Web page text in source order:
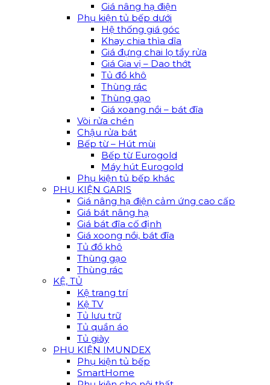
Giá nâng hạ điện
Phụ kiện tủ bếp dưới
Hệ thống giá góc
Khay chia thìa dĩa
Giá đựng chai lọ tẩy rửa
Giá Gia vị – Dao thớt
Tủ đồ khô
Thùng rác
Thùng gạo
Giá xoang nồi – bát đĩa
Vòi rửa chén
Chậu rửa bát
Bếp từ – Hút mùi
Bếp từ Eurogold
Máy hút Eurogold
Phụ kiện tủ bếp khác
PHỤ KIỆN GARIS
Giá nâng hạ điện cảm ứng cao cấp
Giá bát nâng hạ
Giá bát đĩa cố định
Giá xoong nồi, bát đĩa
Tủ đồ khô
Thùng gạo
Thùng rác
KỆ, TỦ
Kệ trang trí
Kệ TV
Tủ lưu trữ
Tủ quần áo
Tủ giày
PHỤ KIỆN IMUNDEX
Phụ kiện tủ bếp
SmartHome